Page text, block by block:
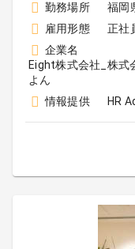
勤務場所
福岡
雇用形態
正社
企業名
Eight株式会社_株
よん
情報提供
HR